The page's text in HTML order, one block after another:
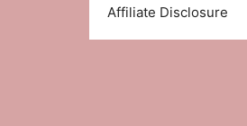
Affiliate Disclosure